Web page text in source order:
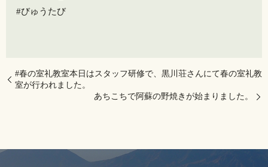
#びゅうたび
#春の室礼教室本日はスタッフ研修で、黒川荘さんにて春の室礼教
室が行われました。
あちこちで阿蘇の野焼きが始まりました。